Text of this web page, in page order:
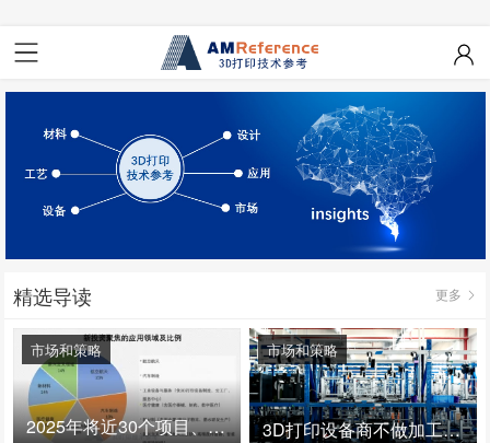
精选导读 更多
2025年将近30个项目、150亿投资：3D打印真的迎来爆发拐点了吗
市场和策略
3D打印设备商不做加工服务，就成了旁观者！
市场和策略